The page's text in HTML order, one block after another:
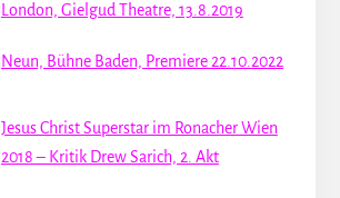
London, Gielgud Theatre, 13.8.2019
Neun, Bühne Baden, Premiere 22.10.2022
Jesus Christ Superstar im Ronacher Wien
2018 – Kritik Drew Sarich, 2. Akt